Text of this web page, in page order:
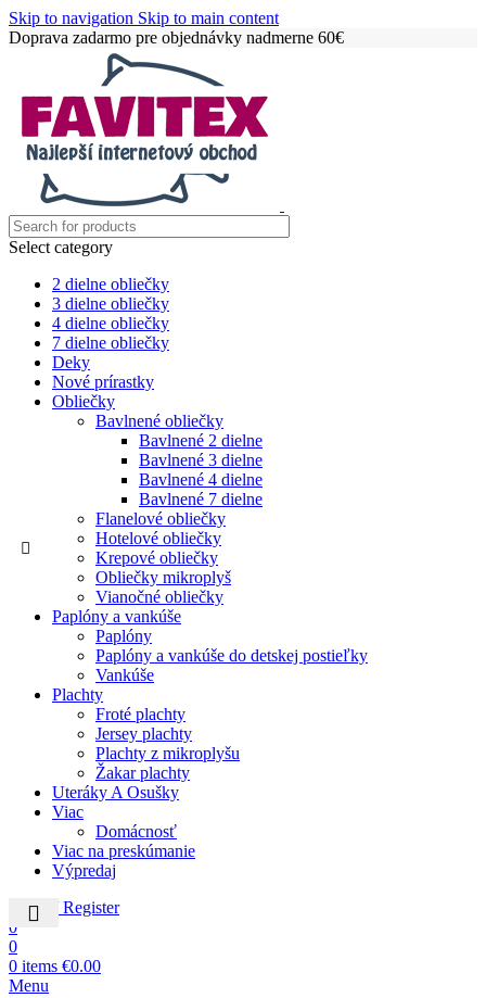
Skip to navigation Skip to main content
Doprava zadarmo pre objednávky nadmerne 60€
Select category
2 dielne obliečky
3 dielne obliečky
4 dielne obliečky
7 dielne obliečky
Deky
Nové prírastky
Obliečky
Bavlnené obliečky
Bavlnené 2 dielne
Bavlnené 3 dielne
Bavlnené 4 dielne
Bavlnené 7 dielne
Flanelové obliečky
Hotelové obliečky
Krepové obliečky
Obliečky mikroplyš
Vianočné obliečky
Paplóny a vankúše
Paplóny
Paplóny a vankúše do detskej postieľky
Vankúše
Plachty
Froté plachty
Jersey plachty
Plachty z mikroplyšu
Žakar plachty
Uteráky A Osušky
Viac
Domácnosť
Viac na preskúmanie
Výpredaj
Login / Register
0
0
0 items €0.00
Menu